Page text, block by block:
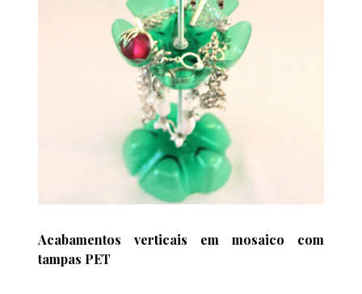
Acabamentos verticais em mosaico com
tampas PET